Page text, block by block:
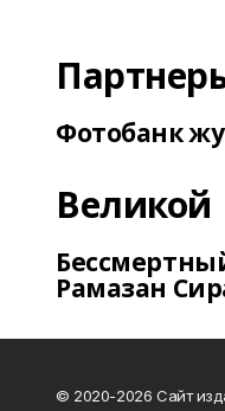
Фотобанк
Великой
Рамазан
© 2020-2026 Сайт